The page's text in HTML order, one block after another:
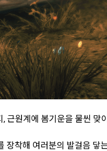
근원계에 봄기운을 물씬 맞
장착해 여러분의 발걸음 닿